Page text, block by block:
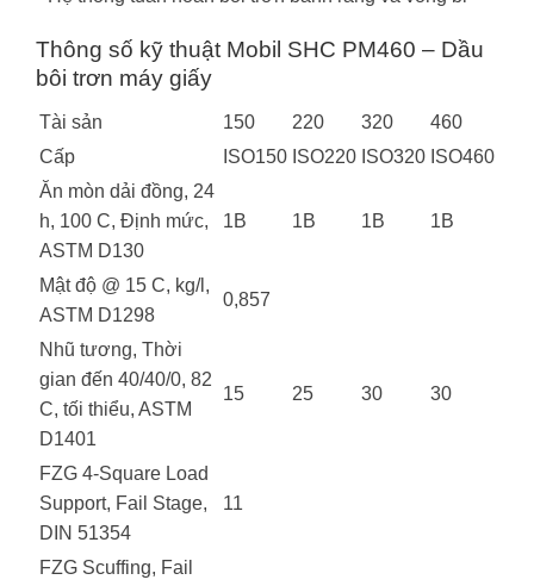
Thông số kỹ thuật Mobil SHC PM460 – Dầu
bôi trơn máy giấy
Tài sản 150 220 320
460
Cấp
ISO150 ISO220 ISO320 ISO460
Ăn mòn dải đồng, 24
h, 100 C, Định mức,
ASTM D130
1B 1B 1B 1B
Mật độ @ 15 C, kg/l,
ASTM D1298
0,857
Nhũ tương, Thời
gian đến 40/40/0, ​​82
C, tối thiểu, ASTM
D1401
15 25 30 30
FZG 4-Square Load
Support, Fail Stage,
DIN 51354
11
FZG Scuffing, Fail